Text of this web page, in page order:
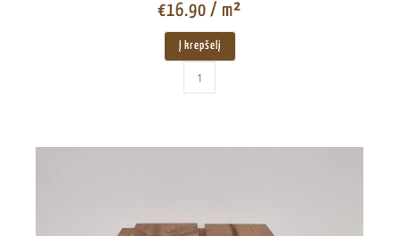
€16.90 / m²
Į krepšelį